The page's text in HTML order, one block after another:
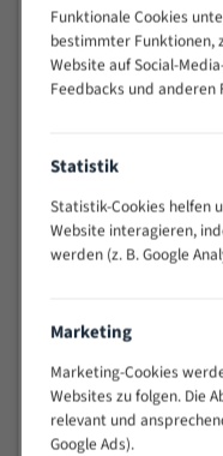
150 -
450
1,5/
200 -
600
1,1/
Vorteile:
Vielseitiges
Anwendungen
Sehr geringe Vibration
Äußerst
Technische
Funktionale Cookies
bestimmter Funktionen,
Website auf Social-
Feedbacks und
Statistik
Statistik-Cookies helfen
Website interagieren,
werden (z. B. Google
Marketing
Marketing-Cookies
Websites zu folgen. Die
relevant und
Google Ads).